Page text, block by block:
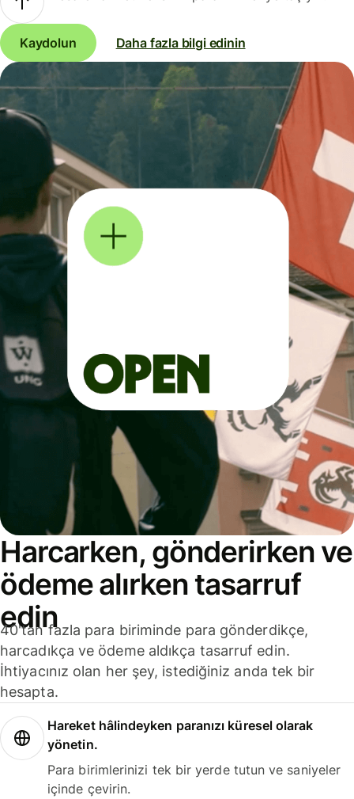
Kaydolun Daha fazla bilgi edinin
Harcarken, gönderirken ve
ödeme alırken tasarruf
edin
40'tan fazla para biriminde para gönderdikçe,
harcadıkça ve ödeme aldıkça tasarruf edin.
İhtiyacınız olan her şey, istediğiniz anda tek bir
hesapta.
Hareket hâlindeyken paranızı küresel olarak
yönetin.
Para birimlerinizi tek bir yerde tutun ve saniyeler
içinde çevirin.